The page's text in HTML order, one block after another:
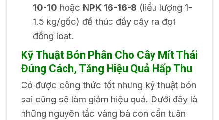
10-10 hoặc NPK 16-16-8 (liều lượng 1-
1.5 kg/gốc) để thúc đẩy cây ra đọt
đồng loạt.
Kỹ Thuật Bón Phân Cho Cây Mít Thái
Đúng Cách, Tăng Hiệu Quả Hấp Thu
Có được công thức tốt nhưng kỹ thuật bón
sai cũng sẽ làm giảm hiệu quả. Dưới đây là
những nguyên tắc vàng bà con cần tuân